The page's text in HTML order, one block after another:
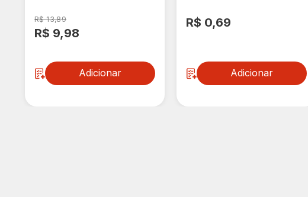
R$ 13,89
R$ 9,98
Adicionar
R$ 0,69
Adicionar